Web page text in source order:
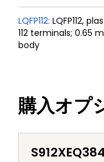
LQFP112: LQFP112,
112 terminals; 0.65
body
購入オプ